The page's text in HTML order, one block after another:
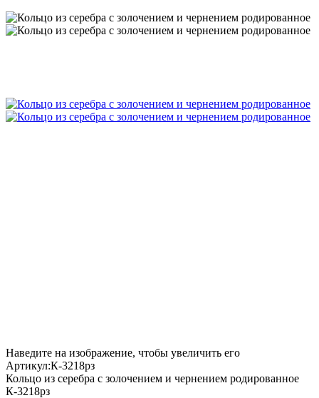
Наведите на изображение, чтобы увеличить его
Артикул:К-3218рз
Кольцо из серебра с золочением и чернением родированное
К-3218рз